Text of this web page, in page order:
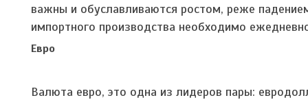
важны и обуславливаются ростом, реже
импортного производства необходимо
Евро
Валюта евро, это одна из лидеров пары: